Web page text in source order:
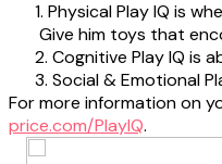
1. Physical Play IQ is
Give him toys that
2. Cognitive Play IQ is
3. Social & Emotional
For more information on
price.com/PlayIQ.